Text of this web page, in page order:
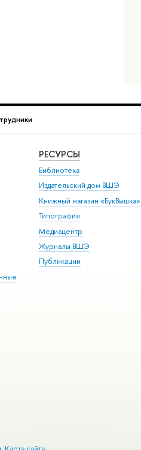
РЕСУРСЫ
Библиотека
Издательский дом ВШЭ
Книжный магазин «БукВышка»
Типография
Медиацентр
Журналы ВШЭ
Публикации